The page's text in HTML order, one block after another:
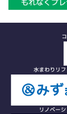
水まわりリ
リノベー